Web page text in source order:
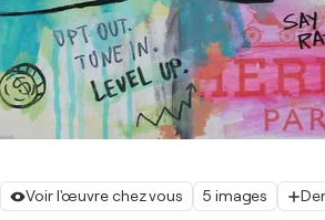
Voir l'œuvre chez vous 5 images